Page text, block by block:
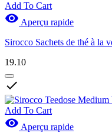
Add To Cart
 Aperçu rapide
Sirocco Sachets de thé à la
19.10

Add To Cart
 Aperçu rapide